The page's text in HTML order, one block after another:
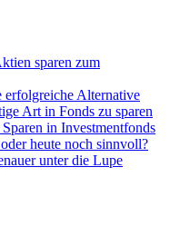
sparen zum
Alternative
Art in Fonds zu sparen
in Investmentfonds
heute noch sinnvoll?
unter die Lupe